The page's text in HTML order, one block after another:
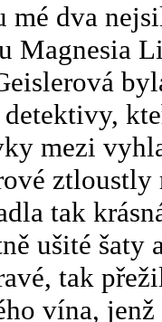
mé dva
Magnesia
detektivy,
mezi
ztloustly
tak
ušité šaty
tak
vína,